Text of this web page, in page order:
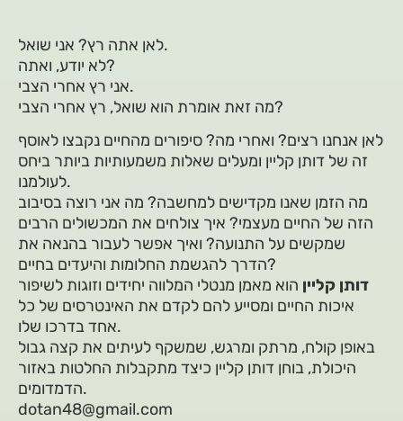
לאן אתה רץ? אני שואל.
לא יודע, ואתה?
אני רץ אחרי הצבי.
מה זאת אומרת הוא שואל, רץ אחרי הצבי?
לאן אנחנו רצים? ואחרי מה? סיפורים מהחיים נקבצו לאוסף
זה של דותן קליין ומעלים שאלות משמעותיות ביותר ביחס
לעולמנו.
מה הזמן שאנו מקדישים למחשבה? מה אני רוצה בסיבוב
הזה של החיים מעצמי? איך צולחים את המכשולים הרבים
שמקשים על התנועה? ואיך אפשר לעבור בהנאה את
הדרך להגשמת החלומות והיעדים בחיים?
דותן קליין הוא מאמן מנטלי המלווה יחידים וזוגות לשיפור
איכות החיים ומסייע להם לקדם את האינטרסים של כל
אחד בדרכו שלו.
באופן קולח, מרתק ומרגש, שמשקף לעיתים את קצה גבול
היכולת, בוחן דותן קליין כיצד מתקבלות החלטות באזור
הדמדומים.
dotan48@gmail.com